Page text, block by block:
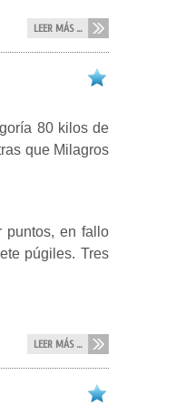
LEER MÁS ...
80 kilos de
que Milagros
puntos, en fallo
púgiles. Tres
LEER MÁS ...